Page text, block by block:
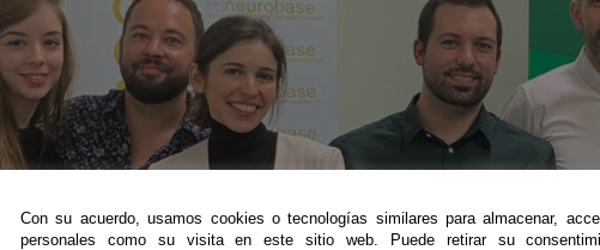
Con su acuerdo, usamos cookies o tecnologías similares para almacenar,
personales como su visita en este sitio web. Puede retirar su